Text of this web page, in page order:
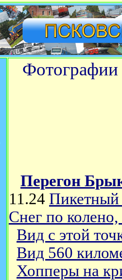
Фотографии
Перегон
11.24 Пикетный
Снег по
Вид с этой
Вид 560
Хопперы на